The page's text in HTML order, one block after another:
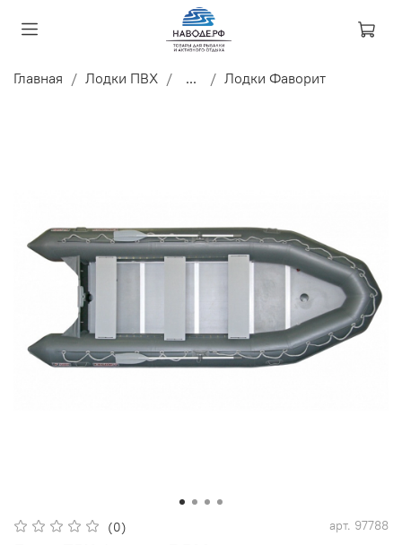
Главная Лодки ПВХ ... Лодки Фаворит
(0) арт. 97788